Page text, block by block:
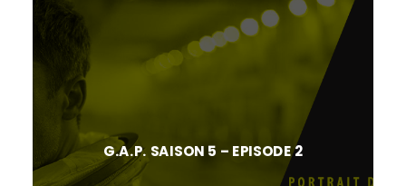
G.A.P. SAISON 5 – EPISODE 2